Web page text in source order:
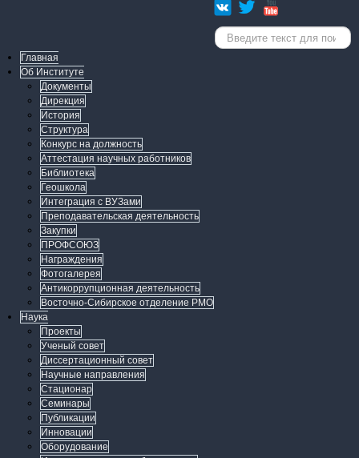
Искать...
Главная
Об Институте
Документы
Дирекция
История
Структура
Конкурс на должность
Аттестация научных работников
Библиотека
Геошкола
Интеграция с ВУЗами
Преподавательская деятельность
Закупки
ПРОФСОЮЗ
Награждения
Фотогалерея
Антикоррупционная деятельность
Восточно-Сибирское отделение РМО
Наука
Проекты
Ученый совет
Диссертационный совет
Научные направления
Стационар
Семинары
Публикации
Инновации
Оборудование